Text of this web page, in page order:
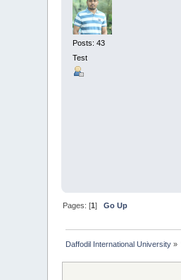
Posts: 43
Test
Pages: [1]Go Up
Daffodil International University »